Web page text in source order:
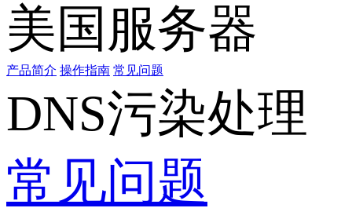
美国服务器
产品简介 操作指南 常见问题
DNS污染处理
常见问题